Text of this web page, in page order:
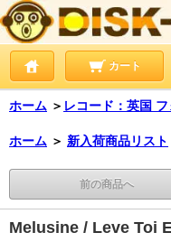
カート
ホーム ＞ レコード：英国
ホーム ＞ 新入荷商品リスト
前の商品へ
Melusine / Leve Toi